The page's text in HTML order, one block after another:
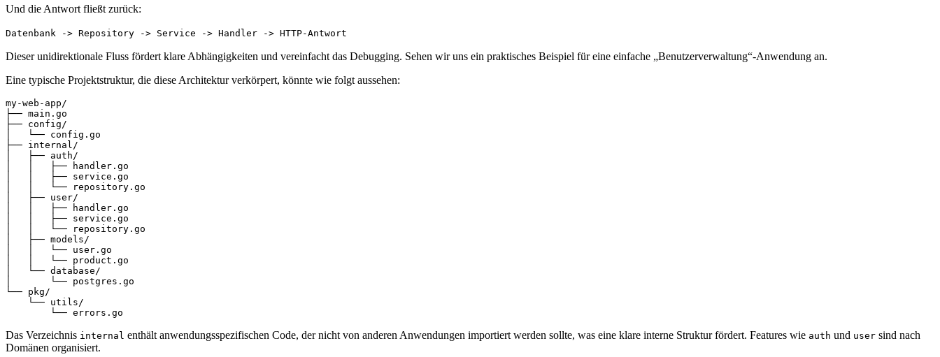
Und die Antwort fließt zurück:
Datenbank -> Repository -> Service -> Handler -> HTTP-Antwort
Dieser unidirektionale Fluss fördert klare Abhängigkeiten und vereinfacht das Debugging. Sehen wir uns ein praktisches Beispiel für eine einfache „Benutzerverwaltung“-Anwendung an.
Eine typische Projektstruktur, die diese Architektur verkörpert, könnte wie folgt aussehen:
my-web-app/
├── main.go
├── config/
│   └── config.go
├── internal/
│   ├── auth/
│   │   ├── handler.go
│   │   ├── service.go
│   │   └── repository.go
│   ├── user/
│   │   ├── handler.go
│   │   ├── service.go
│   │   └── repository.go
│   ├── models/
│   │   └── user.go
│   │   └── product.go
│   └── database/
│       └── postgres.go
└── pkg/
    └── utils/
Das Verzeichnis internal enthält anwendungsspezifischen Code, der nicht von anderen Anwendungen importiert werden sollte, was eine klare interne Struktur fördert. Features wie auth und user sind nach
Domänen organisiert.